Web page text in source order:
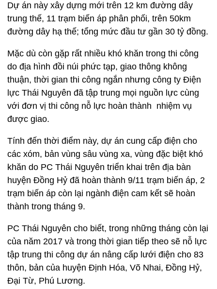
Dự án này xây dựng mới trên 12 km đường dây
trung thế, 11 trạm biến áp phân phối, trên 50km
đường dây hạ thế; tổng mức đầu tư gần 30 tỷ đồng.
Mặc dù còn gặp rất nhiều khó khăn trong thi công
do địa hình đồi núi phức tạp, giao thông không
thuận, thời gian thi công ngắn nhưng công ty Điện
lực Thái Nguyên đã tập trung mọi nguồn lực cùng
với đơn vị thi công nỗ lực hoàn thành nhiệm vụ
được giao.
Tính đến thời điểm này, dự án cung cấp điện cho
các xóm, bản vùng sâu vùng xa, vùng đặc biệt khó
khăn do PC Thái Nguyên triển khai trên địa bàn
huyện Đồng Hỷ đã hoàn thành 9/11 trạm biến áp, 2
trạm biến áp còn lại ngành điện cam kết sẽ hoàn
thành trong tháng 9.
PC Thái Nguyên cho biết, trong những tháng còn lại
của năm 2017 và trong thời gian tiếp theo sẽ nỗ lực
tập trung thi công dự án nâng cấp lưới điện cho 83
thôn, bản của huyện Định Hóa, Võ Nhai, Đồng Hỷ,
Đại Từ, Phú Lương.